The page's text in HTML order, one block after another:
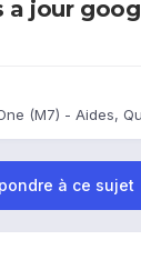
a jour
(M7) - Aides,
à ce sujet